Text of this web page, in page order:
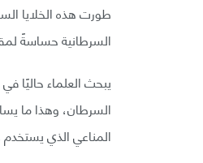
طورت هذه الخلايا
السرطانية حساسةً
يبحث العلماء حاليًا
السرطان، وهذا ما
المناعي الذي يستخدم